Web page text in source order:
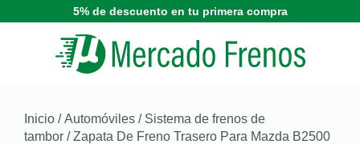
5% de descuento en tu primera compra
Inicio /Automóviles / Sistema de frenos de
tambor / Zapata De Freno Trasero Para Mazda B2500